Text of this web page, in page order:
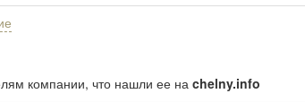
компании, что нашли ее на chelny.info